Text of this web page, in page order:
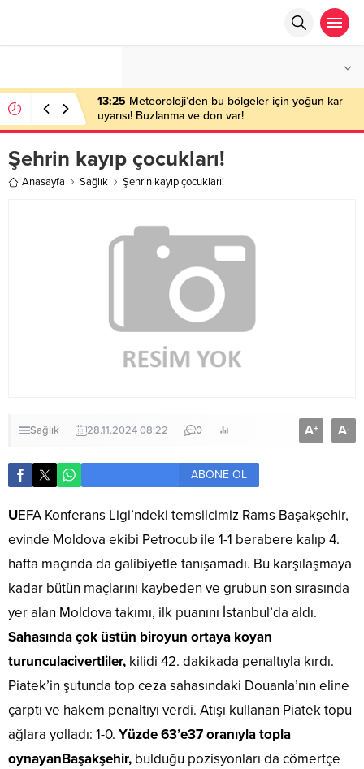
13:25 Meteoroloji’den bu bölgeler için yoğun kar
uyarısı! Buzlanma ve don var!
Şehrin kayıp çocukları!
Anasayfa Sağlık Şehrin kayıp çocukları!
Sağlık 28.11.2024 08:22 0 A+ A-
ABONE OL
UEFA Konferans Ligi’ndeki temsilcimiz Rams Başakşehir,
evinde Moldova ekibi Petrocub ile 1-1 berabere kalıp 4.
hafta maçında da galibiyetle tanışamadı. Bu karşılaşmaya
kadar bütün maçlarını kaybeden ve grubun son sırasında
yer alan Moldova takımı, ilk puanını İstanbul’da aldı.
Sahasında çok üstün biroyun ortaya koyan
turunculacivertliler, kilidi 42. dakikada penaltıyla kırdı.
Piatek’in şutunda top ceza sahasındaki Douanla’nın eline
çarptı ve hakem penaltıyı verdi. Atışı kullanan Piatek topu
ağlara yolladı: 1-0. Yüzde 63’e37 oranıyla topla
oynayanBaşakşehir, bulduğu pozisyonları da cömertçe